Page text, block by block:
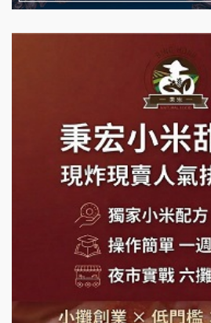
莫尼早餐Morni加盟說明會
手作功夫茶加盟說明會
SHARE TEA歇腳亭加盟說明
潮味決-湯滷專門店加盟說明會
鬍子茶加盟說明會